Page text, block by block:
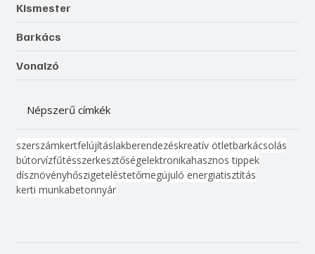
Kismester
Barkács
Vonalzó
Népszerű címkék
szerszámkertfelújításlakberendezéskreatív ötletbarkácsolás
bútorvízfűtésszerkesztőségelektronikahasznos tippek
dísznövényhőszigeteléstetőmegújuló energiatisztítás
kerti munkabetonnyár